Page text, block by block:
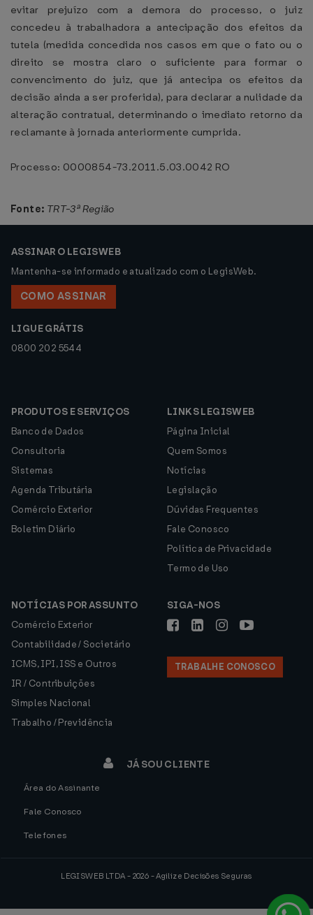
evitar prejuízo com a demora do processo, o juiz
concedeu à trabalhadora a antecipação dos efeitos da
tutela (medida concedida nos casos em que o fato ou o
direito se mostra claro o suficiente para formar o
convencimento do juiz, que já antecipa os efeitos da
decisão ainda a ser proferida), para declarar a nulidade da
alteração contratual, determinando o imediato retorno da
reclamante à jornada anteriormente cumprida.
Processo: 0000854-73.2011.5.03.0042 RO
Fonte: TRT-3ª Região
ASSINAR O LEGISWEB
Mantenha-se informado e atualizado com o LegisWeb.
COMO ASSINAR
LIGUE GRÁTIS
0800 202 5544
PRODUTOS E SERVIÇOS
Banco de Dados
Consultoria
Sistemas
Agenda Tributária
Comércio Exterior
Boletim Diário
LINKS LEGISWEB
Página Inicial
Quem Somos
Notícias
Legislação
Dúvidas Frequentes
Fale Conosco
Política de Privacidade
Termo de Uso
NOTÍCIAS POR ASSUNTO
Comércio Exterior
Contabilidade / Societário
ICMS, IPI, ISS e Outros
IR / Contribuições
Simples Nacional
Trabalho / Previdência
SIGA-NOS
TRABALHE CONOSCO
JÁ SOU CLIENTE
Área do Assinante
Fale Conosco
Telefones
LEGISWEB LTDA - 2026 - Agilize Decisões Seguras